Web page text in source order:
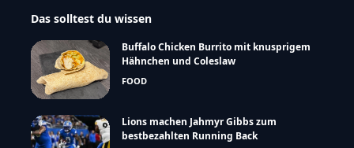
Das solltest du wissen
Buffalo Chicken Burrito mit knusprigem
Hähnchen und Coleslaw
FOOD
Lions machen Jahmyr Gibbs zum
bestbezahlten Running Back